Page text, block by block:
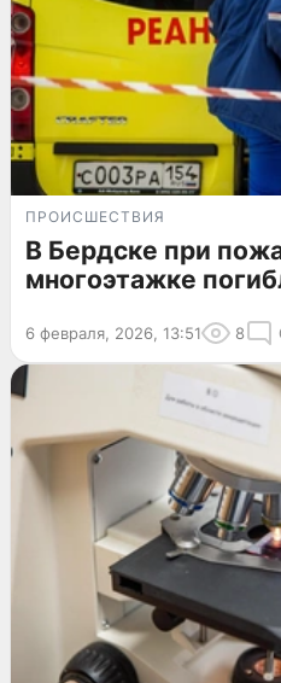
ПРОИСШЕСТВИЯ
В Бердске при
многоэтажке
6 февраля, 2026, 13:51 8